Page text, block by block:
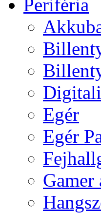
Periféria
Egér
Egér
Gamer